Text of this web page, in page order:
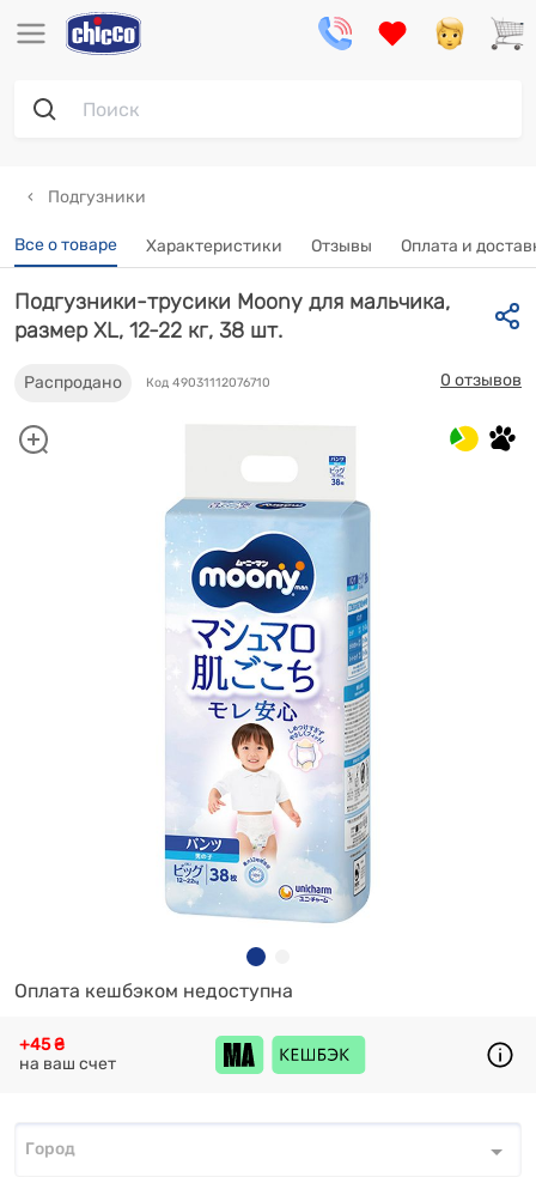
Подгузники
Все о товаре Характеристики Отзывы Оплата и
Подгузники-трусики Moony для мальчика,
размер XL, 12-22 кг, 38 шт.
Распродано Код 49031112076710 0 отзывов
Оплата кешбэком недоступна
+45 ₴
на ваш счет
Город*
Город